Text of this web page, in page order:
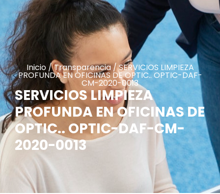
Inicio /Transparencia /SERVICIOS LIMPIEZA
PROFUNDA EN OFICINAS DE OPTIC.. OPTIC-DAF-
CM-2020-0013
SERVICIOS LIMPIEZA
PROFUNDA EN OFICINAS DE
OPTIC.. OPTIC-DAF-CM-
2020-0013